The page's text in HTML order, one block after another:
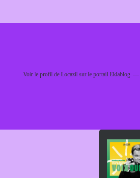
Voir le profil de Locazilsur le portail Eklablog